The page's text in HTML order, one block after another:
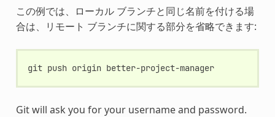
この例では、ローカル ブランチと同じ名前を付ける場
合は、リモート ブランチに関する部分を省略できます:
git push origin better-project-manager
Git will ask you for your username and password.